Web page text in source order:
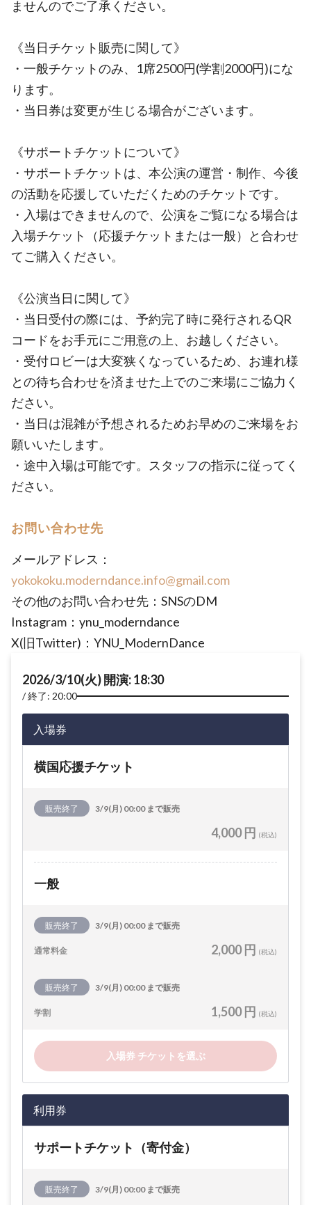
ませんのでご了承ください。
《当日チケット販売に関して》
・一般チケットのみ、1席2500円(学割2000円)にな
ります。
・当日券は変更が生じる場合がございます。
《サポートチケットについて》
・サポートチケットは、本公演の運営・制作、今後
の活動を応援していただくためのチケットです。
・入場はできませんので、公演をご覧になる場合は
入場チケット（応援チケットまたは一般）と合わせ
てご購入ください。
《公演当日に関して》
・当日受付の際には、予約完了時に発行されるQR
コードをお手元にご用意の上、お越しください。
・受付ロビーは大変狭くなっているため、お連れ様
との待ち合わせを済ませた上でのご来場にご協力く
ださい。
・当日は混雑が予想されるためお早めのご来場をお
願いいたします。
・途中入場は可能です。スタッフの指示に従ってく
ださい。
お問い合わせ先
メールアドレス：
yokokoku.moderndance.info@gmail.com
その他のお問い合わせ先：SNSのDM
Instagram：ynu_moderndance
X(旧Twitter)：YNU_ModernDance
2026/3/10(火) 開演: 18:30
終了: 20:00
入場券
横国応援チケット
販売終了 3/9(月) 00:00 まで販売
4,000 円 (税込)
一般
販売終了 3/9(月) 00:00 まで販売
通常料金 2,000 円 (税込)
販売終了 3/9(月) 00:00 まで販売
学割 1,500 円 (税込)
入場券 チケットを選ぶ
利用券
サポートチケット（寄付金）
販売終了 3/9(月) 00:00 まで販売